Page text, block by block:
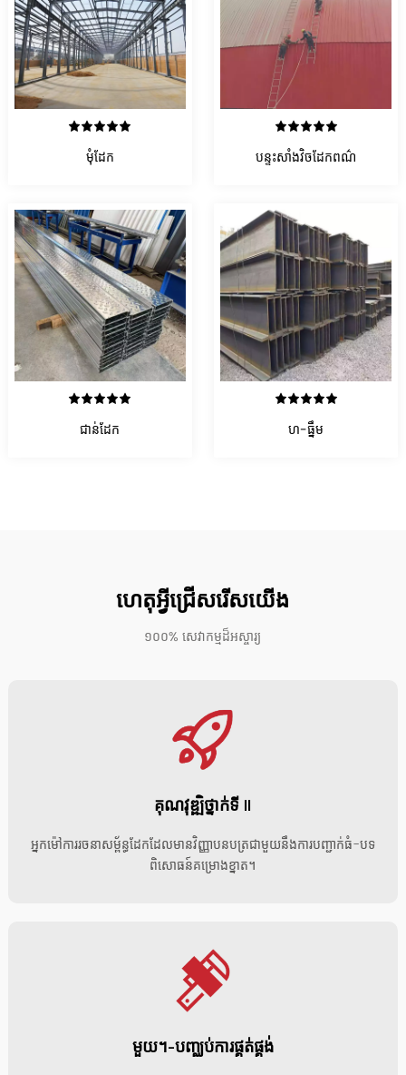
មើលព័ត៌មានលម្អិត
មុំដែក
មើលព័ត៌មានលម្អិត
បន្ទះសាំងវិចដែកពណ៌
មើលព័ត៌មានលម្អិត
ជាន់ដែក
មើលព័ត៌មានលម្អិត
ហ-ធ្នឹម
ហេតុអ្វីជ្រើសរើសយើង
១០០% សេវាកម្មដ៏អស្ចារ្យ
គុណវុឌ្ឍិថ្នាក់ទី II
អ្នកម៉ៅការរចនាសម្ព័ន្ធដែកដែលមានវិញ្ញាបនបត្រជាមួយនឹងការបញ្ជាក់ធំ-បទ
ពិសោធន៍គម្រោងខ្នាត។
មួយ។-បញ្ឈប់ការផ្គត់ផ្គង់